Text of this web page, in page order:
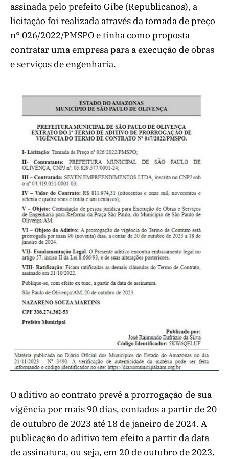
assinada pelo prefeito Gibe (Republicanos), a
licitação foi realizada através da tomada de preço
n° 026/2022/PMSPO e tinha como proposta
contratar uma empresa para a execução de obras
e serviços de engenharia.
O aditivo ao contrato prevê a prorrogação de sua
vigência por mais 90 dias, contados a partir de 20
de outubro de 2023 até 18 de janeiro de 2024. A
publicação do aditivo tem efeito a partir da data
de assinatura, ou seja, em 20 de outubro de 2023.